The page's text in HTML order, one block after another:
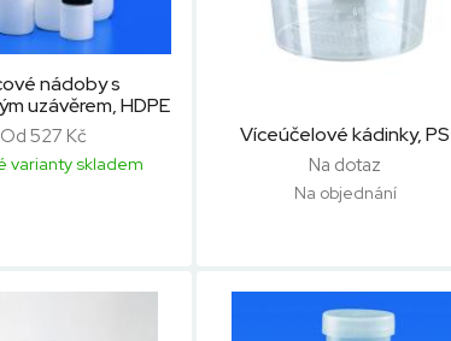
nádoby s
uzávěrem, HDPE
Od 527 Kč
varianty skladem
Víceúčelové kádinky, PS
Na dotaz
Na objednání